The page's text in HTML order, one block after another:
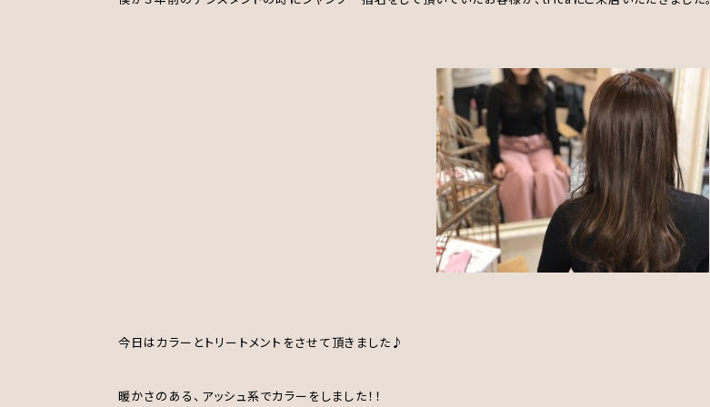
今日はカラーとトリートメントをさせて頂きました♪
暖かさのある、アッシュ系でカラーをしました！！